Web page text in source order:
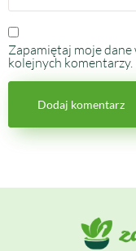
Zapamiętaj moje dane
kolejnych komentarzy.